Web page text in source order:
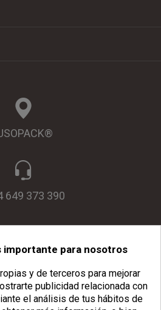
649 373 390
importante para nosotros
y de terceros para mejorar
publicidad relacionada con
el análisis de tus hábitos de